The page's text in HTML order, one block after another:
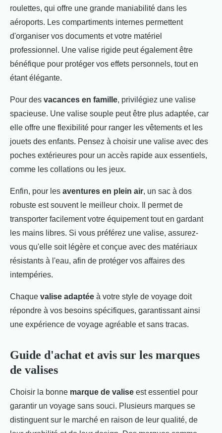
roulettes, qui offre une grande maniabilité dans les
aéroports. Les compartiments internes permettent
d'organiser vos documents et votre matériel
professionnel. Une valise rigide peut également être
bénéfique pour protéger vos effets personnels, tout en
étant élégante.
Pour des vacances en famille, privilégiez une valise
spacieuse. Une valise souple peut être plus adaptée, car
elle offre une flexibilité pour ranger les vêtements et les
jouets des enfants. Pensez à choisir une valise avec des
poches extérieures pour un accès rapide aux essentiels,
comme les collations ou les jeux.
Enfin, pour les aventures en plein air, un sac à dos
robuste est souvent le meilleur choix. Il permet de
transporter facilement votre équipement tout en gardant
les mains libres. Si vous préférez une valise, assurez-
vous qu'elle soit légère et conçue avec des matériaux
résistants à l'eau, afin de protéger vos affaires des
intempéries.
Chaque valise adaptée à votre style de voyage doit
répondre à vos besoins spécifiques, garantissant ainsi
une expérience de voyage agréable et sans tracas.
Guide d'achat et avis sur les marques
de valises
Choisir la bonne marque de valise est essentiel pour
garantir un voyage sans souci. Plusieurs marques se
distinguent sur le marché en raison de leur qualité, de